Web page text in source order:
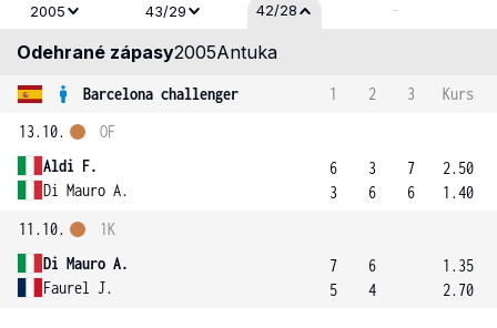
2005
43/29 42/28 -
Odehrané zápasy2005Antuka
Barcelona challenger 1 2 3
Kurs
13.10.
Aldi F.
Di Mauro A.
OF
6
3
3
6
7
6
2.50
1.40
11.10.
Di Mauro A.
Faurel J.
1K
7
5
6
4
1.35
2.70